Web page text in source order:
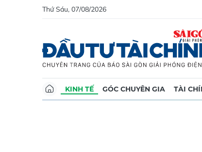
Thứ Sáu, 07/08/2026
KINH TẾ GÓC CHUYÊN GIA TÀI